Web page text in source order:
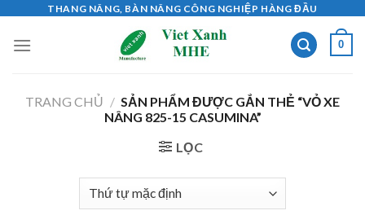
content
THANG NÂNG, BÀN NÂNG CÔNG NGHIỆP HÀNG ĐẦU
0
TRANG CHỦ / SẢN PHẨM ĐƯỢC GẮN THẺ “VỎ XE
NÂNG 825-15 CASUMINA”
LỌC